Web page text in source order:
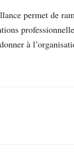
permet de
à